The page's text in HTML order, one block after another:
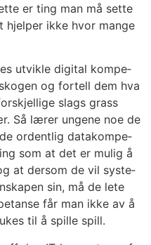
er ting man må set­te
hjel­per ikke hvor man­ge
utvik­le digi­tal kom­pe­
og for­tell dem hva
slags grass
Så lærer unge­ne noe de
ordent­lig data­kom­pe­
som at det er mulig å
at der­som de vil sys­te­
sin, må de lete
får man ikke av å
til å spil­le spill.